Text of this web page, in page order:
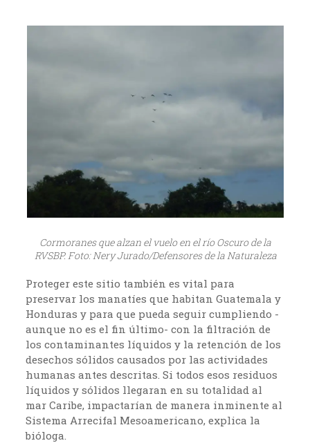
Cormoranes que alzan el vuelo en el río Oscuro de la
RVSBP. Foto: Nery Jurado/Defensores de la Naturaleza
Proteger este sitio también es vital para
preservar los manatíes que habitan Guatemala y
Honduras y para que pueda seguir cumpliendo -
aunque no es el fin último- con la filtración de
los contaminantes líquidos y la retención de los
desechos sólidos causados por las actividades
humanas antes descritas. Si todos esos residuos
líquidos y sólidos llegaran en su totalidad al
mar Caribe, impactarían de manera inminente al
Sistema Arrecifal Mesoamericano, explica la
bióloga.